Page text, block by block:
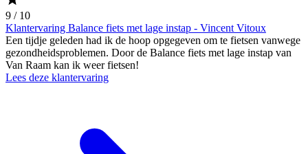
9 / 10
Klantervaring Balance fiets met lage instap - Vincent Vitoux
Een tijdje geleden had ik de hoop opgegeven om te fietsen vanwege
gezondheidsproblemen. Door de Balance fiets met lage instap van
Van Raam kan ik weer fietsen!
Lees deze klantervaring